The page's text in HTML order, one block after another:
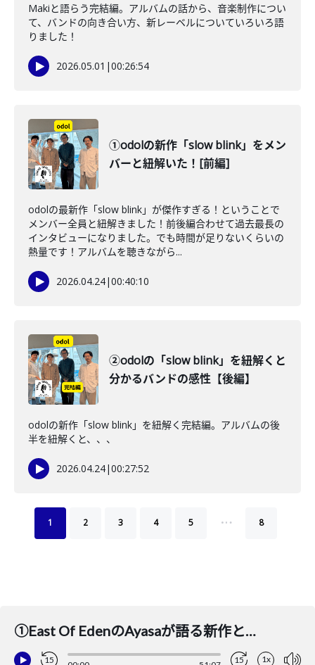
Makiと語らう完結編。アルバムの話から、音楽制作につい
て、バンドの向き合い方、新レーベルについていろいろ語
りました！
2026.05.01 |00:26:54
①odolの新作「slow blink」をメン
バーと紐解いた！[前編]
odolの最新作「slow blink」が傑作すぎる！ということで
メンバー全員と紐解きました！前後編合わせて過去最長の
インタビューになりました。でも時間が足りないくらいの
熱量です！アルバムを聴きながら...
2026.04.24|00:40:10
②odolの「slow blink」を紐解くと
分かるバンドの感性【後編】
odolの新作「slow blink」を紐解く完結編。アルバムの後
半を紐解くと、、、
2026.04.24|00:27:52
1 2 3 4 5 … 8
①East Of EdenのAyasaが語る新作と新メンバーと新モード！CARAMEL CANDiDも登場！
15 15 1x